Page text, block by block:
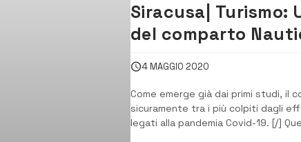
Siracusa| Turismo:
del comparto
e yachting
4 MAGGIO 2020
Come emerge già dai primi studi, il
sicuramente tra i più colpiti dagli
legati alla pandemia Covid-19. [/]